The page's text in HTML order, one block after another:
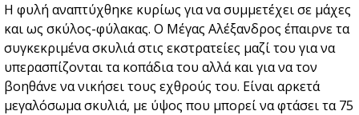
Η φυλή αναπτύχθηκε κυρίως για να συμμετέχει σε μάχες
και ως σκύλος-φύλακας. Ο Μέγας Αλέξανδρος έπαιρνε τα
συγκεκριμένα σκυλιά στις εκστρατείες μαζί του για να
υπερασπίζονται τα κοπάδια του αλλά και για να τον
βοηθάνε να νικήσει τους εχθρούς του. Είναι αρκετά
μεγαλόσωμα σκυλιά, με ύψος που μπορεί να φτάσει τα 75